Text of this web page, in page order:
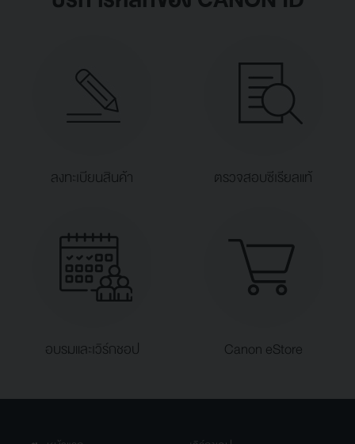
ลงทะเบียนสินค้า ตรวจสอบซีเรียลแท้
อบรมและเวิร์กชอป Canon eStore